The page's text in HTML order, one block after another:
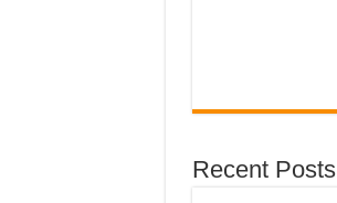
Recent Posts